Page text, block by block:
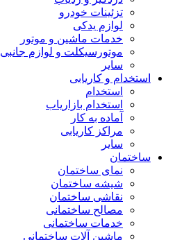
تزئینات خودرو
لوازم یدکی
خدمات ماشین و موتور
موتورسیکلت و لوازم جانبی
سایر
استخدام و کاریابی
استخدام
استخدام بازاریاب
آماده به کار
مراکز کاریابی
سایر
ساختمان
نمای ساختمان
شیشه ساختمان
نقاشی ساختمان
مصالح ساختمانی
خدمات ساختمانی
ماشین آلات ساختمانی